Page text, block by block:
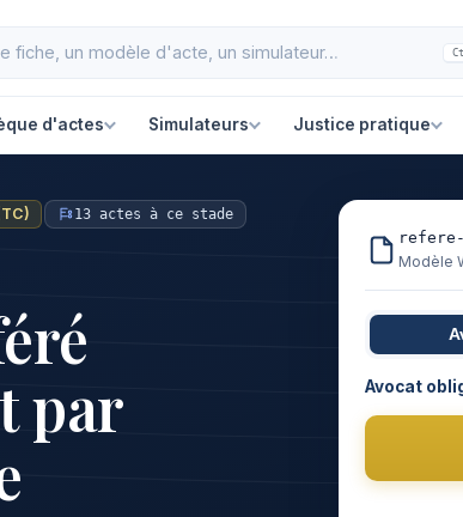
d'actes Simulateurs Justice pratique
13 actes à ce stade
par
Modèle
Avocat